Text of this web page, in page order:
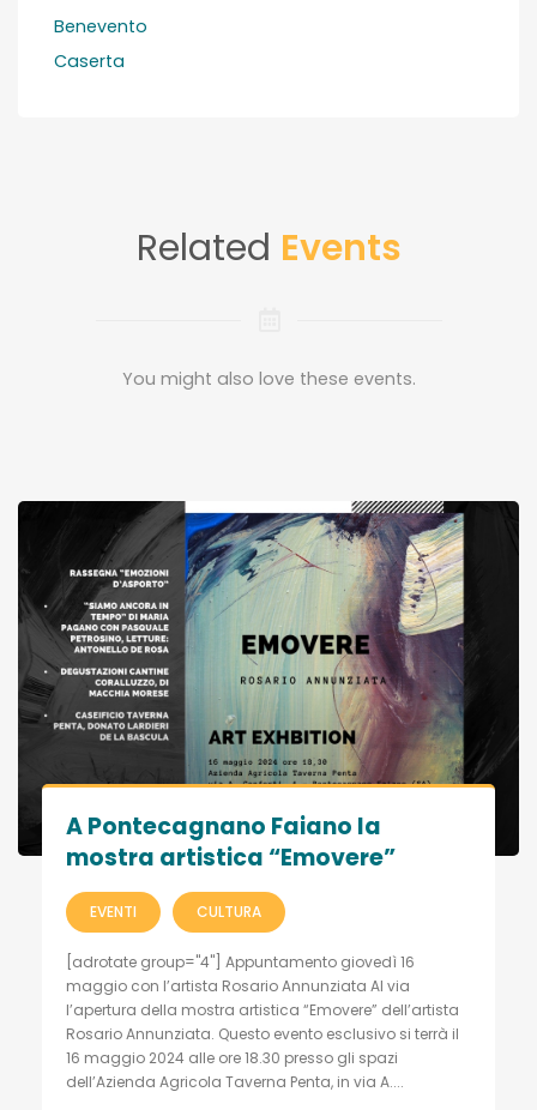
Benevento
Caserta
Related Events
You might also love these events.
A Pontecagnano Faiano la
mostra artistica “Emovere”
EVENTI CULTURA
[adrotate group="4"] Appuntamento giovedì 16
maggio con l’artista Rosario Annunziata Al via
l’apertura della mostra artistica “Emovere” dell’artista
Rosario Annunziata. Questo evento esclusivo si terrà il
16 maggio 2024 alle ore 18.30 presso gli spazi
dell’Azienda Agricola Taverna Penta, in via A....